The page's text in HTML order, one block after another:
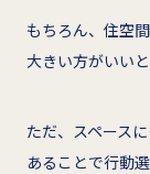
もちろん、住空
大きい方がいい
ただ、スペース
あることで行動